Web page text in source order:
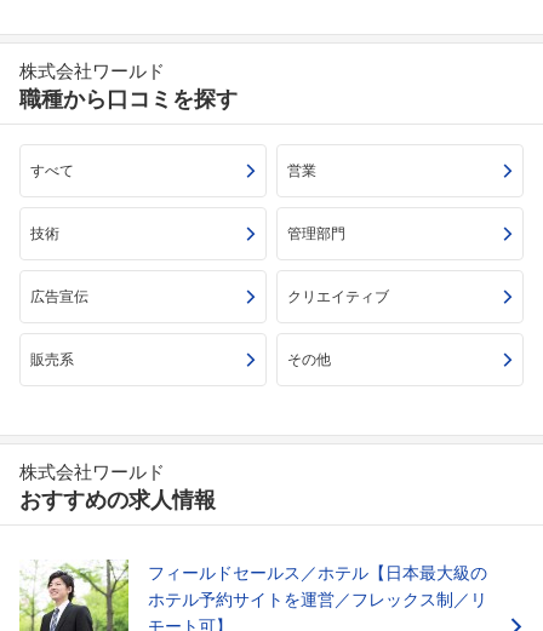
株式会社ワールド
職種から口コミを探す
すべて 営業
技術 管理部門
広告宣伝 クリエイティブ
販売系 その他
株式会社ワールド
おすすめの求人情報
フィールドセールス／ホテル【日本最大級の
ホテル予約サイトを運営／フレックス制／リ
モート可】